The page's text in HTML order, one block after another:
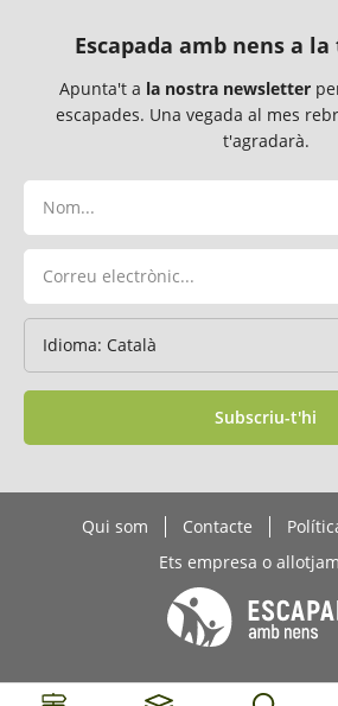
Escapada amb nens a
Apunta't a la nostra newsletter
escapades. Una vegada al mes
t'agradarà.
Subscriu-t'hi
Qui som Contacte
Ets empresa o